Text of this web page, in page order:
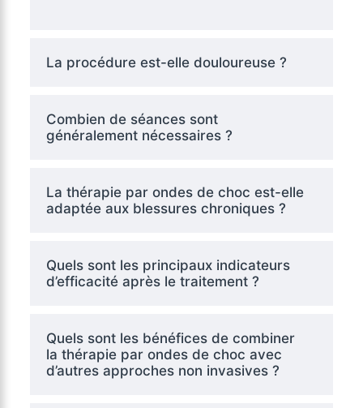
La procédure est-elle douloureuse ?
Combien de séances sont
généralement nécessaires ?
La thérapie par ondes de choc est-elle
adaptée aux blessures chroniques ?
Quels sont les principaux indicateurs
d’efficacité après le traitement ?
Quels sont les bénéfices de combiner
la thérapie par ondes de choc avec
d’autres approches non invasives ?